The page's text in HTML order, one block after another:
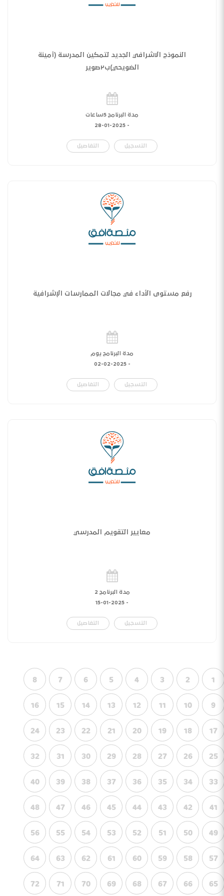
النموذج الاشرافي الجديد لتمكين المدرسة (أمينة
الضويحي)ب٢صوير
مدة البرنامج 5ساعات
-
28-01-2025
التسجيل التفاصيل
رفع مستوى الأداء في مجالات الممارسات الإشرافية
مدة البرنامج يوم
-
02-02-2025
التسجيل التفاصيل
معايير التقويم المدرسي
مدة البرنامج 2
-
15-01-2025
التسجيل التفاصيل
1
2
3
4
5
6
7
8
9
10
11
12
13
14
15
16
17
18
19
20
21
22
23
24
25
26
27
28
29
30
31
32
33
34
35
36
37
38
39
40
41
42
43
44
45
46
47
48
49
50
51
52
53
54
55
56
57
58
59
60
61
62
63
64
65
66
67
68
69
70
71
72